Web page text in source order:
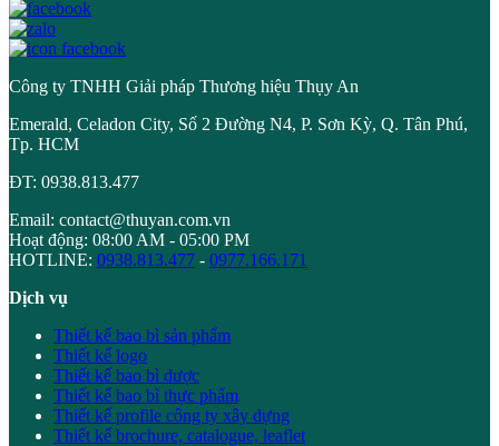
Công ty TNHH Giải pháp Thương hiệu Thụy An
Emerald, Celadon City, Số 2 Đường N4, P. Sơn Kỳ, Q. Tân Phú,
Tp. HCM
ĐT: 0938.813.477
Email: contact@thuyan.com.vn
Hoạt động: 08:00 AM - 05:00 PM
HOTLINE: 0938.813.477 - 0977.166.171
Dịch vụ
Thiết kế bao bì sản phẩm
Thiết kế logo
Thiết kế bao bì dược
Thiết kế bao bì thực phẩm
Thiết kế profile công ty xây dựng
Thiết kế brochure, catalogue, leaflet